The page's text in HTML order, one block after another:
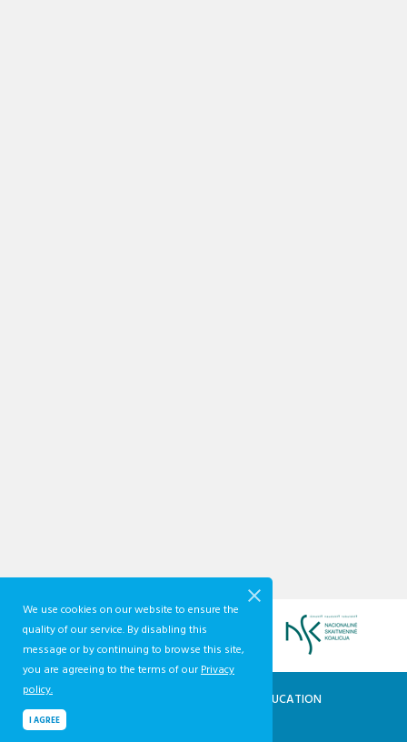
We use cookies on our website to ensure the
quality of our service. By disabling this
message or by continuing to browse this site,
you are agreeing to the terms of ourPrivacy
policy.
I AGREE
QUALIFICATIONS AND VOCATIONAL EDUCATION
AND TRAINING DEVELOPMENT CENTRE